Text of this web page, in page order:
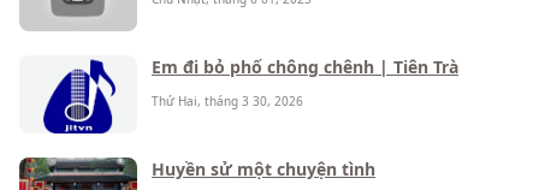
Em đi bỏ phố chông chênh | Tiên Trà
Thứ Hai, tháng 3 30, 2026
Huyền sử một chuyện tình